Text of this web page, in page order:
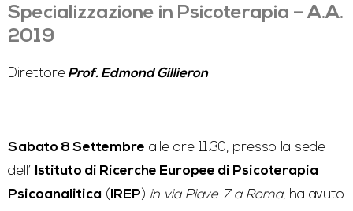
Specializzazione in Psicoterapia – A.A.
2019
Direttore Prof. Edmond Gillieron
Sabato 8 Settembre alle ore 11.30, presso la sede
dell’ Istituto di Ricerche Europee di Psicoterapia
Psicoanalitica ( IREP) in via Piave 7 a Roma, ha avuto